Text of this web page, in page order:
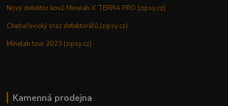
Nový detektor kovů Minelab X TERRA PRO (zipsy.cz)
Chabařovický sraz detektorářů (zipsy.cz)
Minelab tour 2023 (zipsy.cz)
Kamenná prodejna